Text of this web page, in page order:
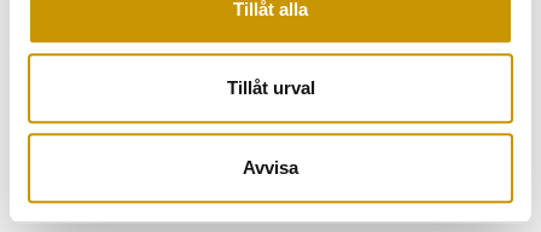
Tillåt alla
Tillåt urval
Avvisa